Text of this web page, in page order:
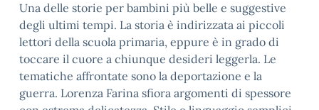
Una delle storie per bambini più belle e suggestive
degli ultimi tempi. La storia è indirizzata ai piccoli
lettori della scuola primaria, eppure è in grado di
toccare il cuore a chiunque desideri leggerla. Le
tematiche affrontate sono la deportazione e la
guerra. Lorenza Farina sfiora argomenti di spessore